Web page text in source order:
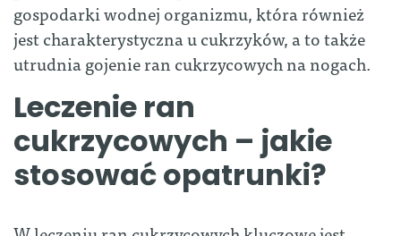
gospodarki wodnej organizmu, która również
jest charakterystyczna u cukrzyków, a to także
utrudnia gojenie ran cukrzycowych na nogach.
Leczenie ran
cukrzycowych – jakie
stosować opatrunki?